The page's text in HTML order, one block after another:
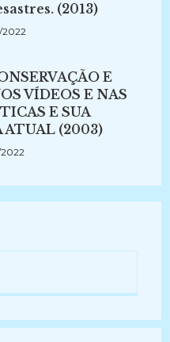
(2013)
2022
E
VÍDEOS E NAS
E SUA
ATUAL (2003)
2022